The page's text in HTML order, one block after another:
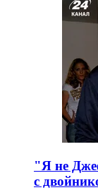
"Я не
с